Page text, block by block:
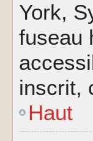
York,
fuseau
inscrit,
Haut